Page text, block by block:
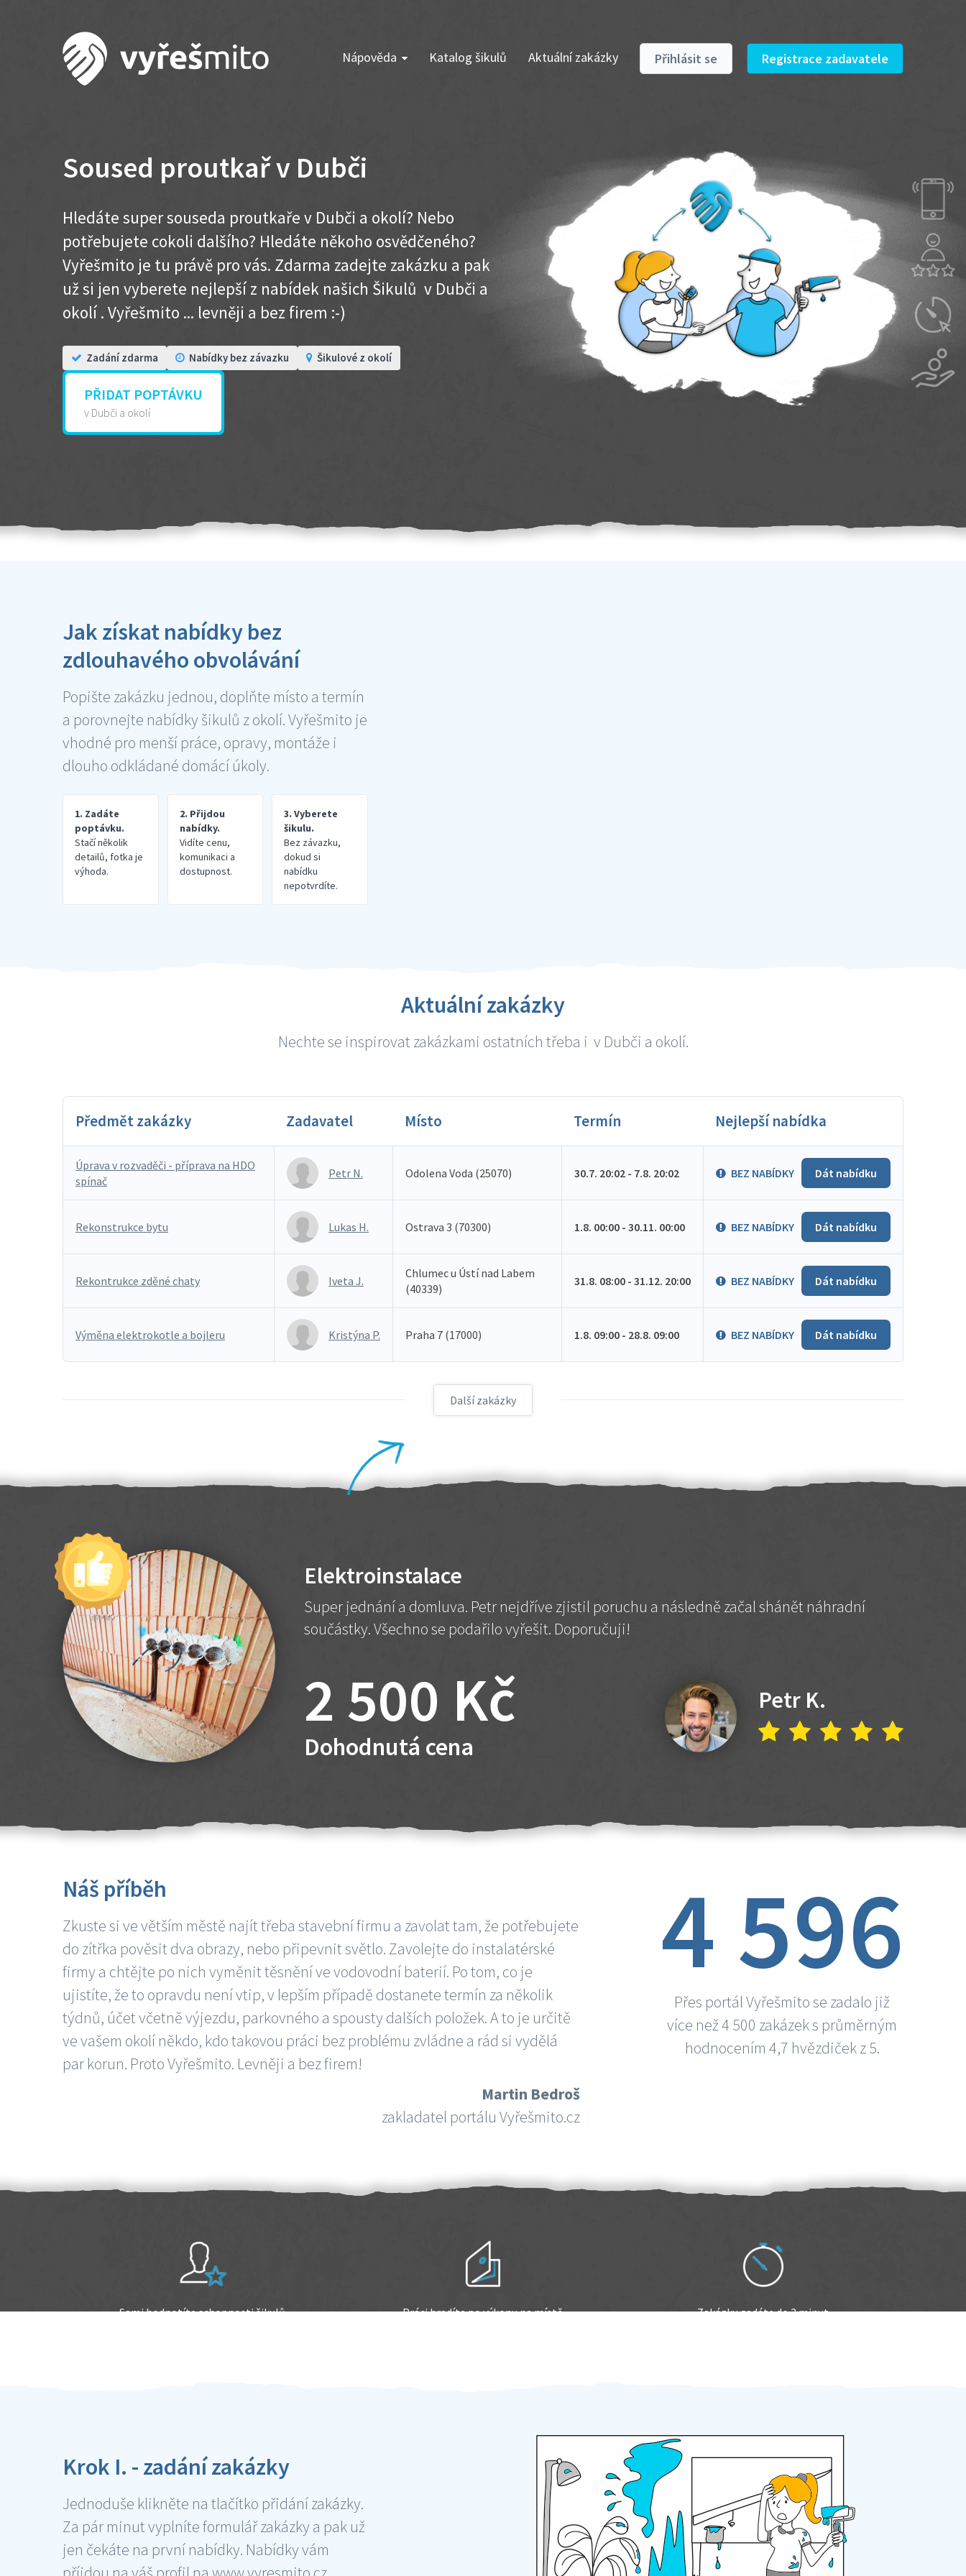
Nápověda Katalog šikulů Aktuální zakázky Přihlásit se Registrace zadavatele
Soused proutkař v Dubči
Hledáte super souseda proutkaře v Dubči a okolí? Nebo
potřebujete cokoli dalšího? Hledáte někoho osvědčeného?
Vyřešmito je tu právě pro vás. Zdarma zadejte zakázku a pak
už si jen vyberete nejlepší z nabídek našich Šikulů v Dubči a
okolí . Vyřešmito ... levněji a bez firem :-)
Zadání zdarma Nabídky bez závazku Šikulové z okolí
PŘIDAT POPTÁVKU
v Dubči a okolí
Jak získat nabídky bez
zdlouhavého obvolávání
Popište zakázku jednou, doplňte místo a termín
a porovnejte nabídky šikulů z okolí. Vyřešmito je
vhodné pro menší práce, opravy, montáže i
dlouho odkládané domácí úkoly.
1. Zadáte
poptávku.
Stačí několik
detailů, fotka je
výhoda.
2. Přijdou
nabídky.
Vidíte cenu,
komunikaci a
dostupnost.
3. Vyberete
šikulu.
Bez závazku,
dokud si
nabídku
nepotvrdíte.
Aktuální zakázky
Nechte se inspirovat zakázkami ostatních třeba i v Dubči a okolí.
Předmět zakázky Zadavatel Místo Termín Nejlepší nabídka
Úprava v rozvaděči - příprava na HDO
spínač
Petr N. Odolena Voda (25070) 30.7. 20:02 - 7.8. 20:02 BEZ NABÍDKY Dát nabídku
Rekonstrukce bytu Lukas H. Ostrava 3 (70300) 1.8. 00:00 - 30.11. 00:00 BEZ NABÍDKY Dát nabídku
Rekontrukce zděné chaty Iveta J.
Chlumec u Ústí nad Labem
(40339)
31.8. 08:00 - 31.12. 20:00 BEZ NABÍDKY Dát nabídku
Výměna elektrokotle a bojleru Kristýna P. Praha 7 (17000) 1.8. 09:00 - 28.8. 09:00 BEZ NABÍDKY Dát nabídku
Další zakázky
Elektroinstalace
Super jednání a domluva. Petr nejdříve zjistil poruchu a následně začal shánět náhradní
součástky. Všechno se podařilo vyřešit. Doporučuji!
2 500 Kč
Dohodnutá cena
Petr K.
Náš příběh
Zkuste si ve větším městě najít třeba stavební firmu a zavolat tam, že potřebujete
do zítřka pověsit dva obrazy, nebo připevnit světlo. Zavolejte do instalatérské
firmy a chtějte po nich vyměnit těsnění ve vodovodní baterií. Po tom, co je
ujistíte, že to opravdu není vtip, v lepším případě dostanete termín za několik
týdnů, účet včetně výjezdu, parkovného a spousty dalších položek. A to je určitě
ve vašem okolí někdo, kdo takovou práci bez problému zvládne a rád si vydělá
par korun. Proto Vyřešmito. Levněji a bez firem!
Martin Bedroš
zakladatel portálu Vyřešmito.cz
4 596
Přes portál Vyřešmito se zadalo již
více než 4 500 zakázek s průměrným
hodnocením 4,7 hvězdiček z 5.
Sami hodnotíte schopnosti šikulů Práci hradíte po výkonu na místě Zakázku zadáte do 2 minut
Krok I. - zadání zakázky
Jednoduše klikněte na tlačítko přidání zakázky.
Za pár minut vyplníte formulář zakázky a pak už
jen čekáte na první nabídky. Nabídky vám